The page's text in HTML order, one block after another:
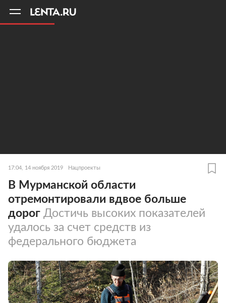
17:04, 14 ноября 2019 Нацпроекты
В Мурманской области
отремонтировали вдвое больше
дорог Достичь высоких показателей
удалось за счет средств из
федерального бюджета